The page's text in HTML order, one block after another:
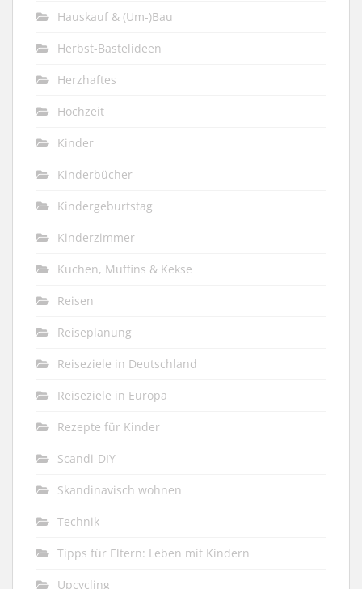
Hauskauf & (Um-)Bau
Herbst-Bastelideen
Herzhaftes
Hochzeit
Kinder
Kinderbücher
Kindergeburtstag
Kinderzimmer
Kuchen, Muffins & Kekse
Reisen
Reiseplanung
Reiseziele in Deutschland
Reiseziele in Europa
Rezepte für Kinder
Scandi-DIY
Skandinavisch wohnen
Technik
Tipps für Eltern: Leben mit Kindern
Upcycling